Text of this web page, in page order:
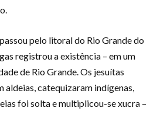
pelo litoral do Rio Grande do
registrou a existência – em um
de Rio Grande. Os jesuítas
aldeias, catequizaram indígenas,
foi solta e multiplicou-se xucra –